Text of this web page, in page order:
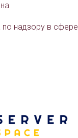
надзору в сфере